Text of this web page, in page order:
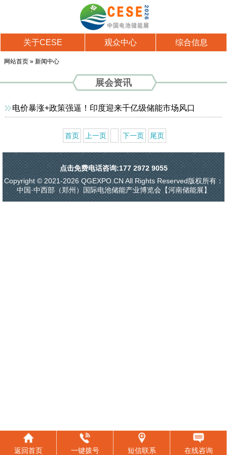
关于CESE 观众中心 综合信息
网站首页 » 新闻中心
展会资讯
电价暴涨+政策强逼！印度迎来千亿级储能市场风口
首页 上一页 下一页 尾页
点击免费电话咨询:177 2972 9055
Copyright © 2021-2026 QGEXPO.CN All Rights Reserved版权所有：
中国·中西部（郑州）国际电池储能产业博览会【河南储能展】
返回首页 一键拨号 短信联系 在线咨询